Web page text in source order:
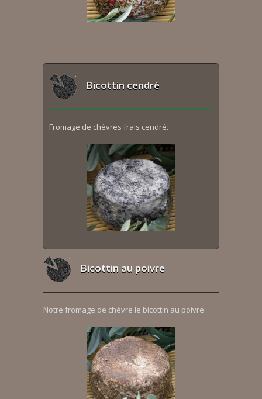
Bicottin cendré
Fromage de chèvres frais cendré.
Bicottin au poivre
Notre fromage de chèvre le bicottin au poivre.